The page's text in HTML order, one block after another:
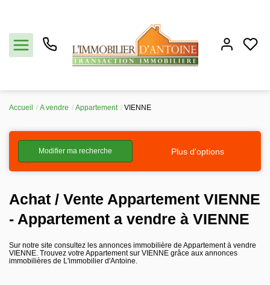
Vendre
Estimation
Notre agence
Partenaires
Accueil A vendre Appartement VIENNE
Modifier ma recherche Plus d'options
Achat / Vente Appartement VIENNE
- Appartement a vendre à VIENNE
Sur notre site consultez les annonces immobilière de Appartement à vendre
VIENNE. Trouvez votre Appartement sur VIENNE grâce aux annonces
immobilières de L'immobilier d'Antoine.